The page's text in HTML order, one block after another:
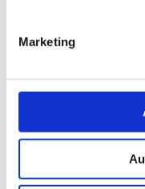
Marketing
E-Mail:
Fax: +49 (0)